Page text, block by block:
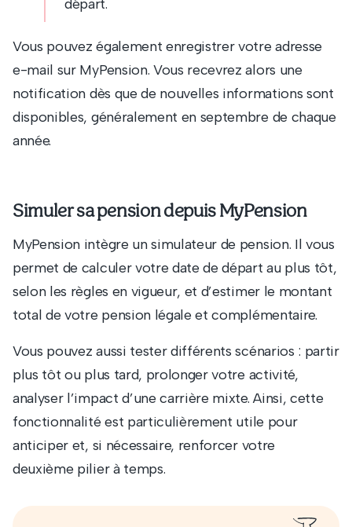
départ.
Vous pouvez également enregistrer votre adresse
e-mail sur MyPension. Vous recevrez alors une
notification dès que de nouvelles informations sont
disponibles, généralement en septembre de chaque
année.
Simuler sa pension depuis MyPension
MyPension intègre un simulateur de pension. Il vous
permet de calculer votre date de départ au plus tôt,
selon les règles en vigueur, et d’estimer le montant
total de votre pension légale et complémentaire.
Vous pouvez aussi tester différents scénarios : partir
plus tôt ou plus tard, prolonger votre activité,
analyser l’impact d’une carrière mixte. Ainsi, cette
fonctionnalité est particulièrement utile pour
anticiper et, si nécessaire, renforcer votre
deuxième pilier à temps.